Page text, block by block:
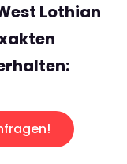
Lothian